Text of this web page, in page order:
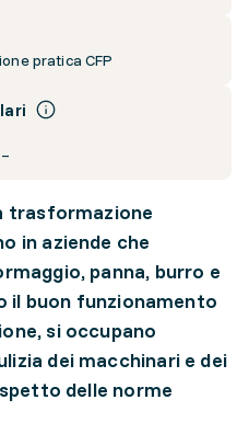
pratica CFP
trasformazione
in aziende che
panna, burro e
buon funzionamento
si occupano
dei macchinari e dei
delle norme